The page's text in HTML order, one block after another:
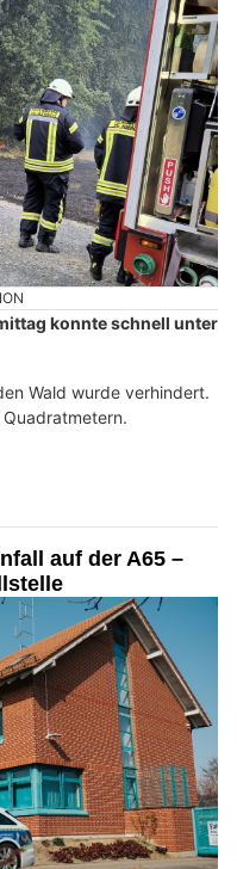
konnte schnell unter
Wald wurde verhindert.
auf der A65 –